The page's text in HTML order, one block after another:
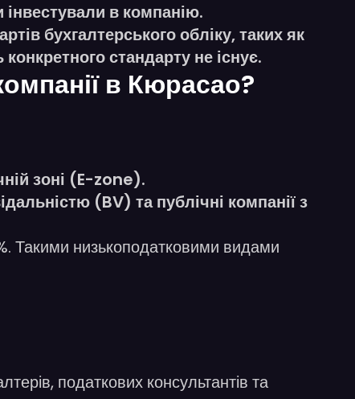
в компанію.
бухгалтерського обліку, таких як
стандарту не існує.
в Кюрасао?
зоні (E-zone).
(BV) та публічні компанії з
Такими низькоподатковими видами
податкових консультантів та